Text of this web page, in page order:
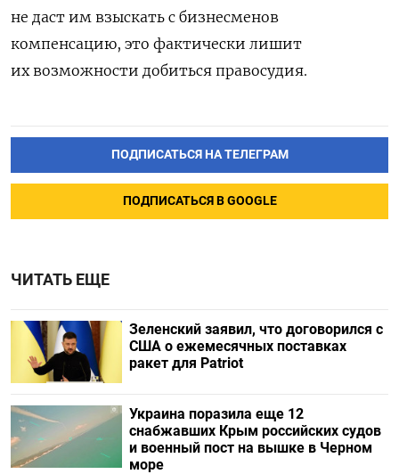
не даст им взыскать с бизнесменов
компенсацию, это фактически лишит
их возможности добиться правосудия.
ПОДПИСАТЬСЯ НА ТЕЛЕГРАМ
ПОДПИСАТЬСЯ В GOOGLE
ЧИТАТЬ ЕЩЕ
Зеленский заявил, что договорился с
США о ежемесячных поставках
ракет для Patriot
Украина поразила еще 12
снабжавших Крым российских судов
и военный пост на вышке в Черном
море